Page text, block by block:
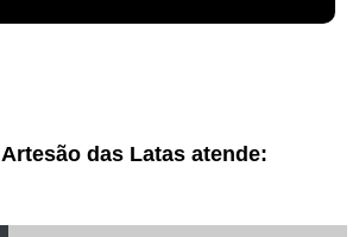
das Latas atende: